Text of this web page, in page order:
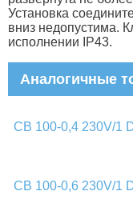
Установка
вниз недопустима.
исполнении IP43.
Аналогичные
CB 100-0,4 230V/1
CB 100-0,6 230V/1